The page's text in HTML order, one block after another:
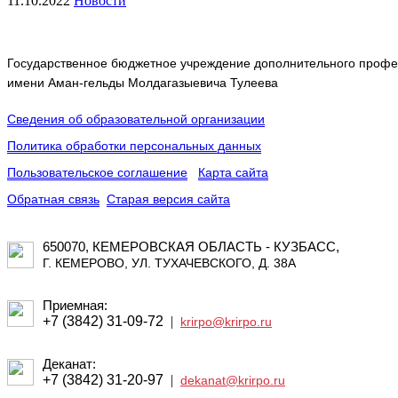
Государственное бюджетное учреждение дополнительного
имени Аман-гельды Молдагазыевича Тулеева
Сведения об образовательной организации
Политика обработки персональных данных
Пользовательское соглашение
Карта сайта
Обратная связь Старая версия сайта
650070, КЕМЕРОВСКАЯ ОБЛАСТЬ - КУЗБАСС,
Г. КЕМЕРОВО, УЛ. ТУХАЧЕВСКОГО, Д. 38А
Приемная:
+7 (3842) 31-09-72 | krirpo@krirpo.ru
Деканат:
+7 (3842) 31-20-97 | dekanat@krirpo.ru